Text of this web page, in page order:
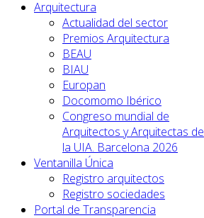
Arquitectura
Actualidad del sector
Premios Arquitectura
BEAU
BIAU
Europan
Docomomo Ibérico
Congreso mundial de
Arquitectos y Arquitectas de
la UIA. Barcelona 2026
Ventanilla Única
Registro arquitectos
Registro sociedades
Portal de Transparencia